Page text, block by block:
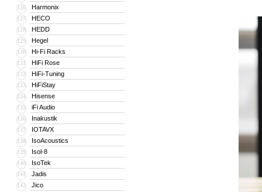
126 Harmonix
127 HECO
128 HEDD
129 Hegel
130 Hi-Fi Racks
131 HiFi Rose
132 HiFi-Tuning
133 HiFiStay
134 Hisense
135 iFi Audio
136 Inakustik
137 IOTAVX
138 IsoAcoustics
139 Isol-8
140 IsoTek
141 Jadis
142 Jico